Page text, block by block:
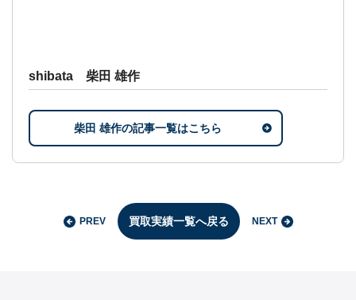
shibata 柴田 雄作
柴田 雄作の記事一覧はこちら
PREV 買取実績一覧へ戻る NEXT